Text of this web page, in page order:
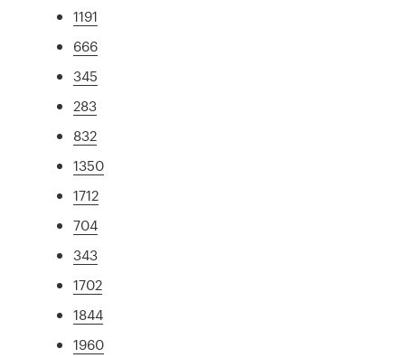
1191
666
345
283
832
1350
1712
704
343
1702
1844
1960